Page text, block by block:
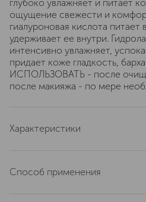
глубоко увлажняет и питает
ощущение свежести и
гиалуроновая кислота питает
удерживает ее внутри.
интенсивно увлажняет,
придает коже гладкость,
ИСПОЛЬЗОВАТЬ - после
после макияжа - по мере
Характеристики
Способ применения